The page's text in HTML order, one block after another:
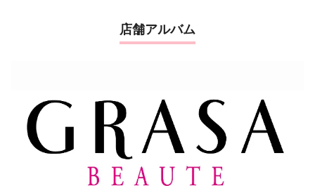
店舗アルバム